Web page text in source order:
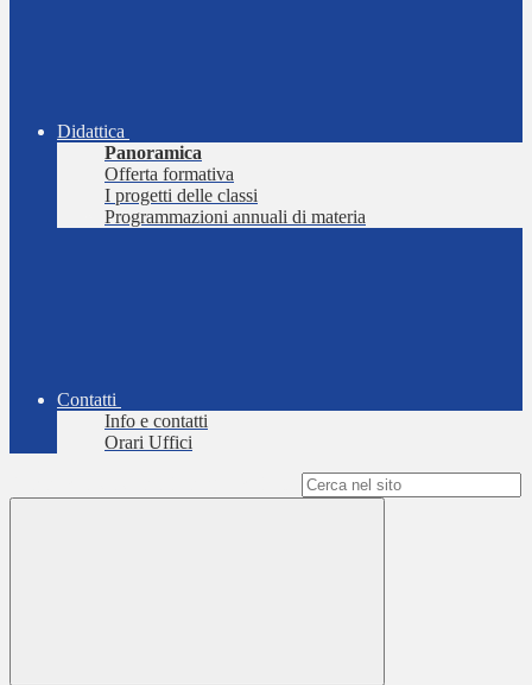
Didattica
Panoramica
Offerta formativa
I progetti delle classi
Programmazioni annuali di materia
Contatti
Info e contatti
Orari Uffici